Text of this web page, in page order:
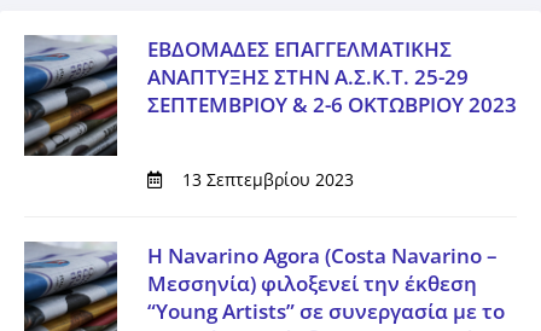
ΕΒΔΟΜΑΔΕΣ ΕΠΑΓΓΕΛΜΑΤΙΚΗΣ
ΑΝΑΠΤΥΞΗΣ ΣΤΗΝ Α.Σ.Κ.Τ. 25-29
ΣΕΠΤΕΜΒΡΙΟΥ & 2-6 ΟΚΤΩΒΡΙΟΥ 2023
13 Σεπτεμβρίου 2023
Η Navarino Agora (Costa Navarino –
Μεσσηνία) φιλοξενεί την έκθεση
“Young Artists” σε συνεργασία με το